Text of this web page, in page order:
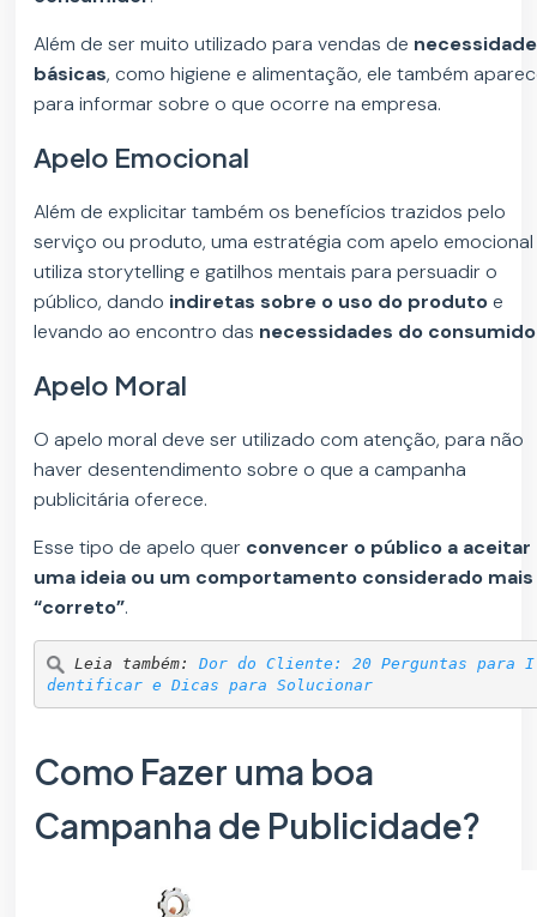
Além de ser muito utilizado para vendas de
básicas, como higiene e alimentação, ele também
para informar sobre o que ocorre na empresa.
Apelo Emocional
Além de explicitar também os benefícios trazidos pelo
serviço ou produto, uma estratégia com apelo emocional
utiliza storytelling e gatilhos mentais para persuadir o
público, dando indiretas sobre o uso do produtoe
levando ao encontro das necessidades do
Apelo Moral
O apelo moral deve ser utilizado com atenção, para não
haver desentendimento sobre o que a campanha
publicitária oferece.
Esse tipo de apelo quer convencer o público a aceitar
uma ideia ou um comportamento considerado mais
“correto”.
Leia também: Dor do Cliente: 20 Perguntas para I
dentificar e Dicas para Solucionar
Como Fazer uma boa
Campanha de Publicidade?